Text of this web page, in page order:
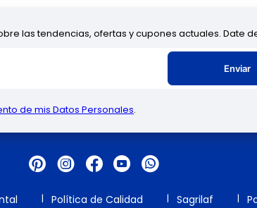
las tendencias, ofertas y cupones actuales. Date
Enviar
de mis Datos Personales.
Política de Calidad Sagrilaf